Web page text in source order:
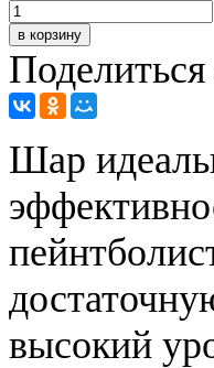
в корзину
Шар
высокий